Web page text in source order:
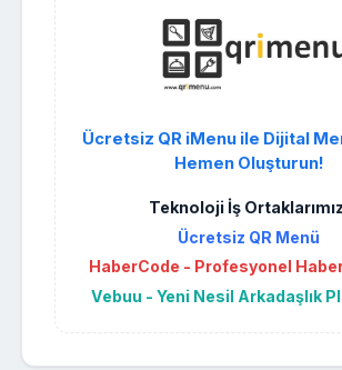
Ücretsiz QR iMenu ile Dijital
Hemen Oluşturun!
Teknoloji İş
Ücretsiz QR Menü
HaberCode - Profesyonel Haber
Vebuu - Yeni Nesil Arkadaşlık